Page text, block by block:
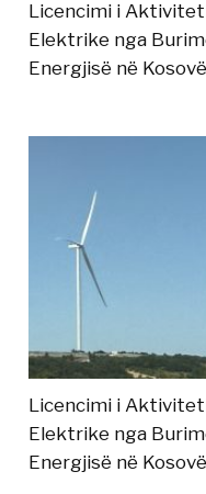
Licencimi i
Elektrike nga
Energjisë në
Licencimi i
Elektrike nga
Energjisë në